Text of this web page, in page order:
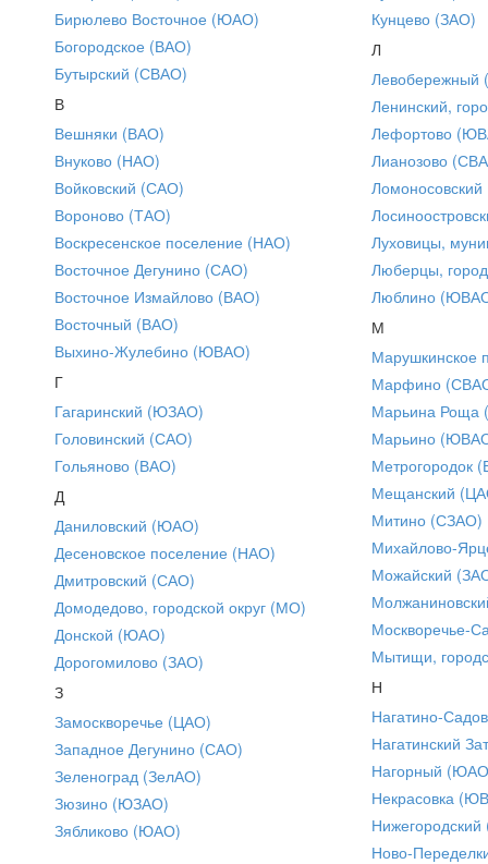
Бирюлево Восточное (ЮАО)
Богородское (ВАО)
Бутырский (СВАО)
В
Вешняки (ВАО)
Внуково (НАО)
Войковский (САО)
Вороново (ТАО)
Воскресенское поселение (НАО)
Восточное Дегунино (САО)
Восточное Измайлово (ВАО)
Восточный (ВАО)
Выхино-Жулебино (ЮВАО)
Г
Гагаринский (ЮЗАО)
Головинский (САО)
Гольяново (ВАО)
Д
Даниловский (ЮАО)
Десеновское поселение (НАО)
Дмитровский (САО)
Домодедово, городской округ (МО)
Донской (ЮАО)
Дорогомилово (ЗАО)
З
Замоскворечье (ЦАО)
Западное Дегунино (САО)
Зеленоград (ЗелАО)
Зюзино (ЮЗАО)
Зябликово (ЮАО)
Кунцево (ЗАО)
Л
Ленинский,
Лефортово
Лианозово
Луховицы,
Люберцы,
Люблино
М
Марушкинское
Марфино
Марьина Роща
Марьино
Метрогородок
Мещанский
Митино (СЗАО)
Михайлово-
Можайский
Москворечье-
Мытищи,
Н
Нагатино-
Нагатинский
Нагорный
Некрасовка
Ново-